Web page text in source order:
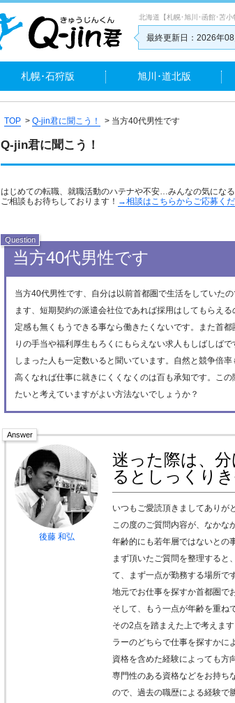
北海道【札幌･旭川･函館･苫
最終更新日：2026年08
札幌･石狩版 旭川･道北版
TOP > Q-jin君に聞こう！ > 当方40代男性です
Q-jin君に聞こう！
はじめての転職、就職活動のハテナや不安…みんなの気にな
ご相談もお待ちしております！ →相談はこちらからご応募く
当方40代男性です
当方40代男性です、自分は以前首都圏で生活をしていた
ます、短期契約の派遣会社位であれば採用はしてもらえ
定感も無くもうできる事なら働きたくないです。また首
りの手当や福利厚生もろくにもらえない求人もしばしば
しまった人も一定数いると聞いています。自然と競争倍
高くなれば仕事に就きにくくなくのは百も承知です。こ
たいと考えていますがよい方法ないでしょうか？
後藤 和弘
迷った際は、
るとしっくりき
いつもご愛読頂きましてありが
この度のご質問内容が、なかな
年齢的にも若年層ではないとの
まず頂いたご質問を整理すると
て、まず一点が勤務する場所です
地元でお仕事を探すか首都圏で
そして、もう一点が年齢を重ね
その2点を踏まえた上で考えま
ラーのどちらで仕事を探すかに
資格を含めた経験によっても方
専門性のある資格などをお持ち
ので、過去の職歴による経験で